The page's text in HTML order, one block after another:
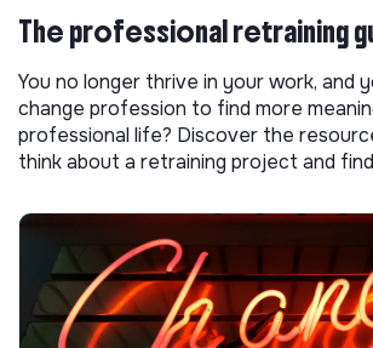
The professional retraining
You no longer thrive in your work, and
change profession to find more
professional life? Discover the
think about a retraining project and